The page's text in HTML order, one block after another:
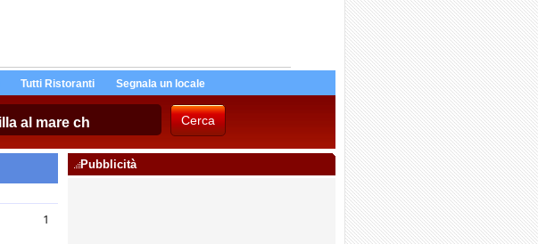
Tutti Ristoranti Segnala un locale
1
Pubblicità